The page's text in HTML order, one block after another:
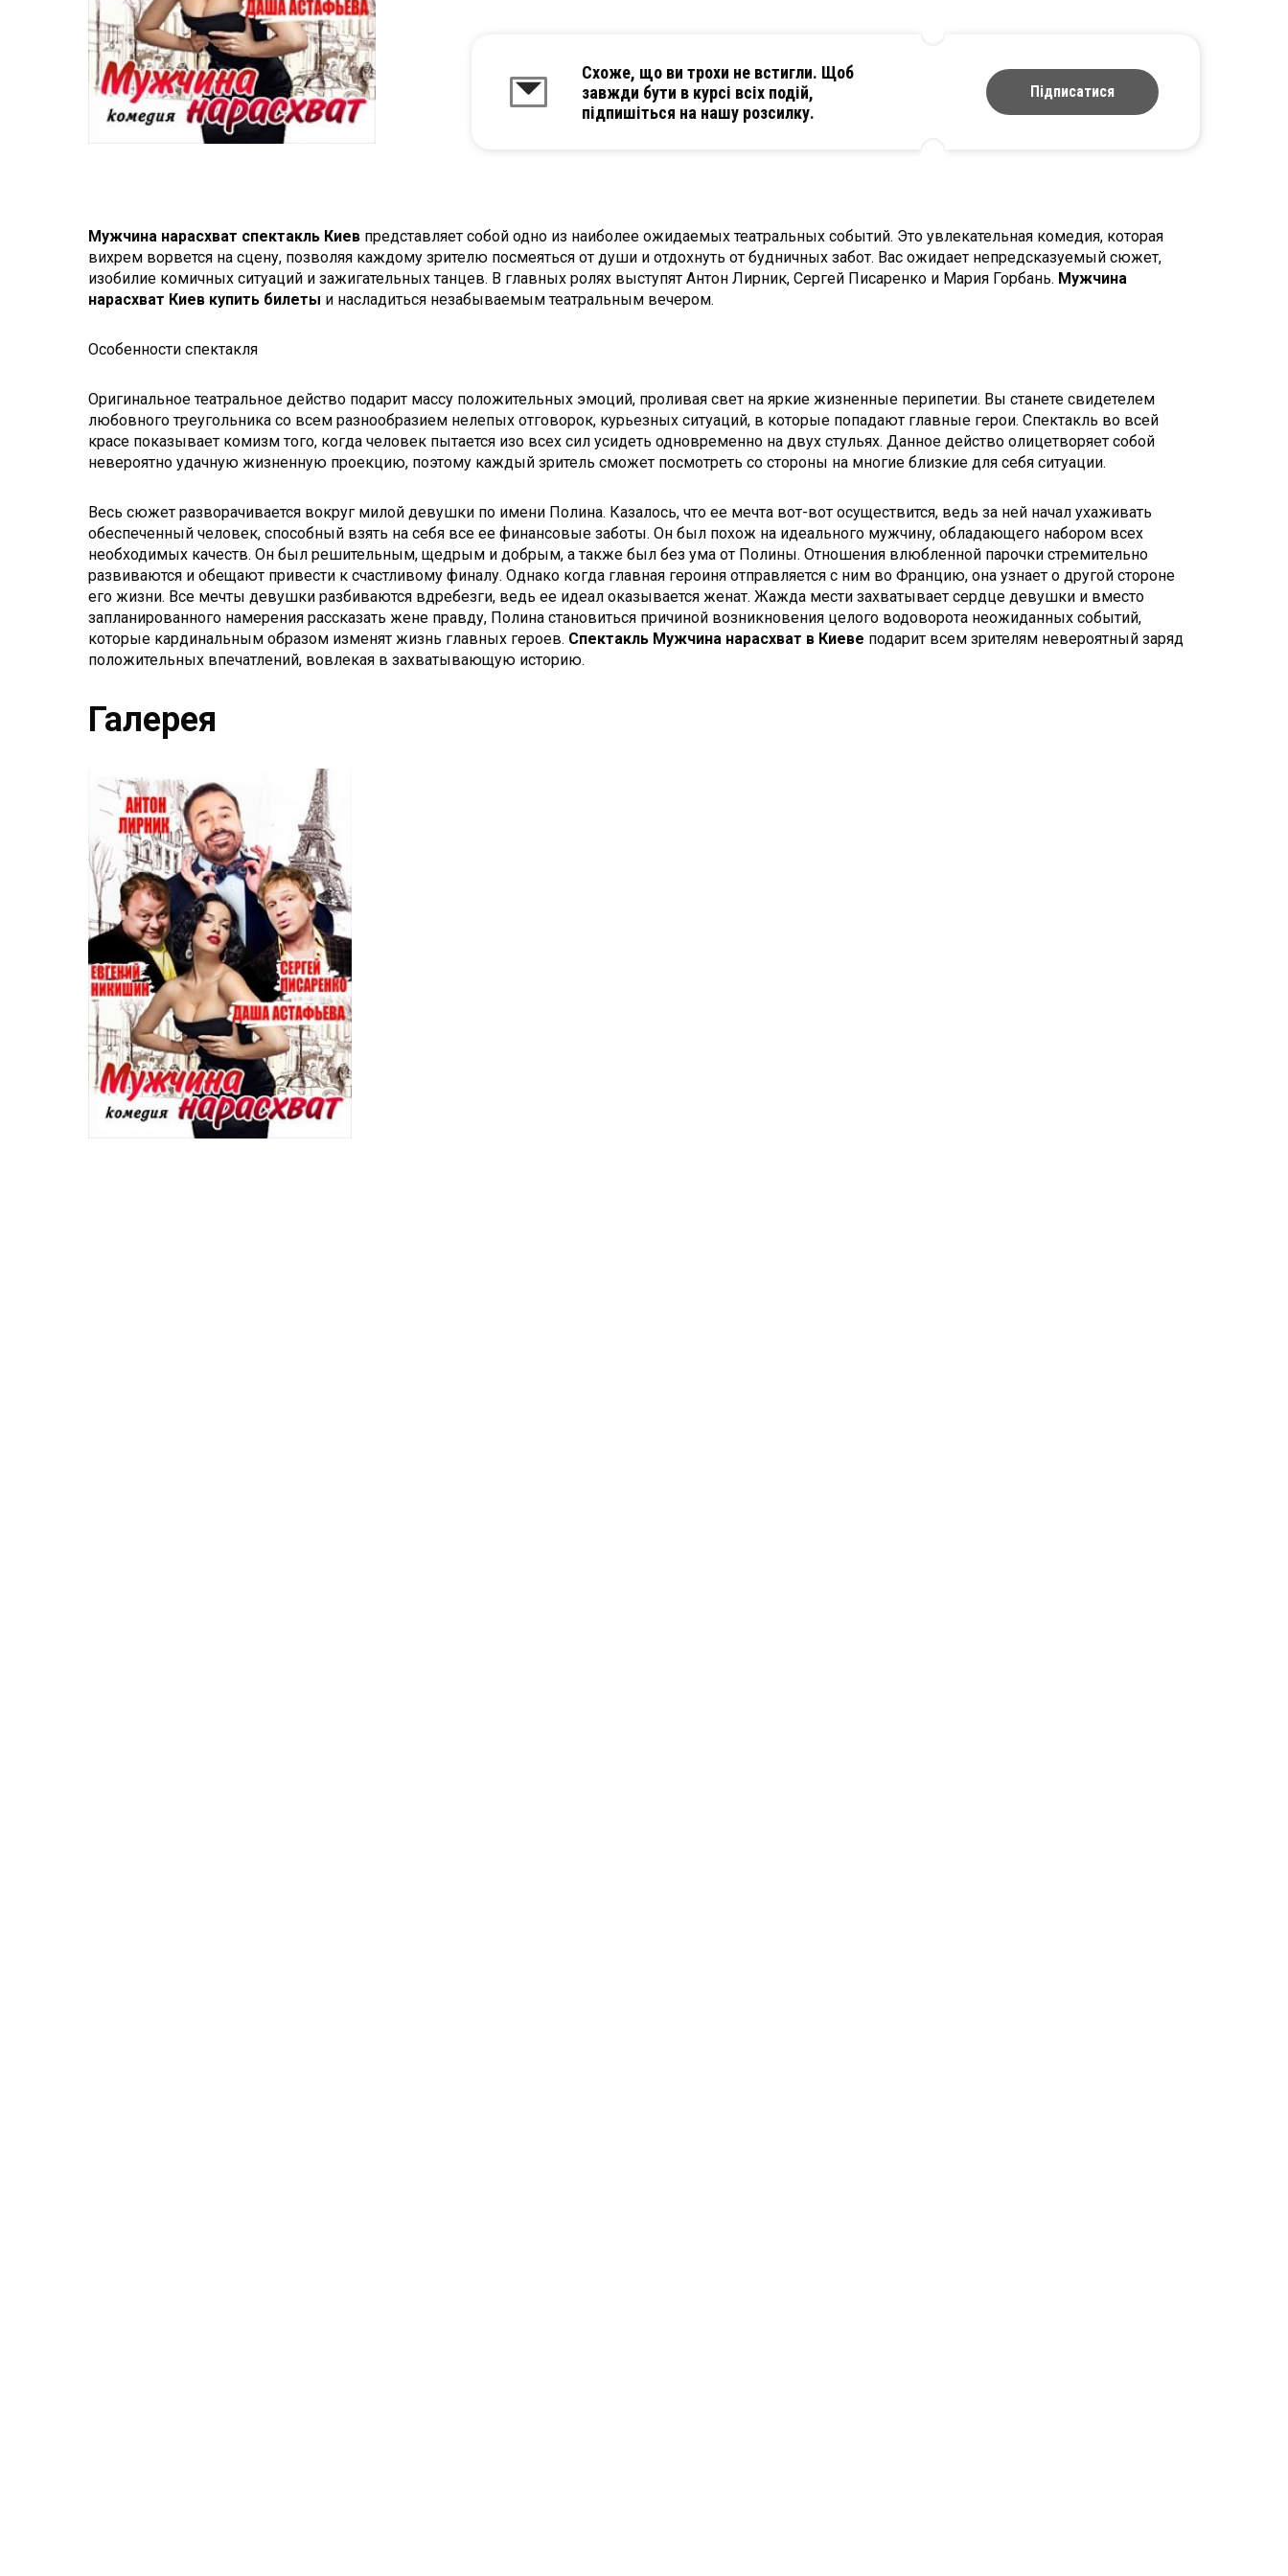
Схоже, що ви трохи не встигли. Щоб
завжди бути в курсі всіх подій,
підпишіться на нашу розсилку.
Підписатися
Мужчина нарасхват спектакль Киев представляет собой одно из наиболее ожидаемых театральных событий. Это увлекательная комедия, которая
вихрем ворвется на сцену, позволяя каждому зрителю посмеяться от души и отдохнуть от будничных забот. Вас ожидает непредсказуемый сюжет,
изобилие комичных ситуаций и зажигательных танцев. В главных ролях выступят Антон Лирник, Сергей Писаренко и Мария Горбань. Мужчина
нарасхват Киев купить билеты и насладиться незабываемым театральным вечером.
Особенности спектакля
Оригинальное театральное действо подарит массу положительных эмоций, проливая свет на яркие жизненные перипетии. Вы станете свидетелем
любовного треугольника со всем разнообразием нелепых отговорок, курьезных ситуаций, в которые попадают главные герои. Спектакль во всей
красе показывает комизм того, когда человек пытается изо всех сил усидеть одновременно на двух стульях. Данное действо олицетворяет собой
невероятно удачную жизненную проекцию, поэтому каждый зритель сможет посмотреть со стороны на многие близкие для себя ситуации.
Весь сюжет разворачивается вокруг милой девушки по имени Полина. Казалось, что ее мечта вот-вот осуществится, ведь за ней начал ухаживать
обеспеченный человек, способный взять на себя все ее финансовые заботы. Он был похож на идеального мужчину, обладающего набором всех
необходимых качеств. Он был решительным, щедрым и добрым, а также был без ума от Полины. Отношения влюбленной парочки стремительно
развиваются и обещают привести к счастливому финалу. Однако когда главная героиня отправляется с ним во Францию, она узнает о другой стороне
его жизни. Все мечты девушки разбиваются вдребезги, ведь ее идеал оказывается женат. Жажда мести захватывает сердце девушки и вместо
запланированного намерения рассказать жене правду, Полина становиться причиной возникновения целого водоворота неожиданных событий,
которые кардинальным образом изменят жизнь главных героев. Спектакль Мужчина нарасхват в Киеве подарит всем зрителям невероятный заряд
положительных впечатлений, вовлекая в захватывающую историю.
Галерея